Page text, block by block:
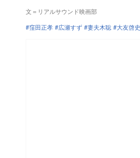
文＝リアルサウンド映画部
窪田正孝
広瀬すず 妻夫木聡 大友啓史